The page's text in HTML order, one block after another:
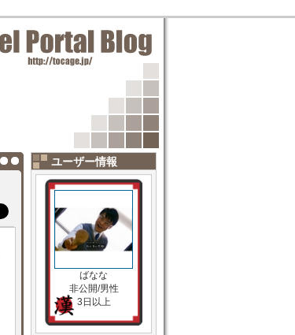
ユーザー情報
ばなな
非公開/男性
3日以上